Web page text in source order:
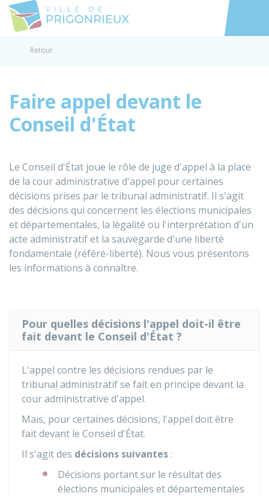
Accéder
Retour
Faire appel devant le
Conseil d'État
Le Conseil d'État joue le rôle de juge d'appel à la place
de la cour administrative d'appel pour certaines
décisions prises par le tribunal administratif. Il s'agit
des décisions qui concernent les élections municipales
et départementales, la légalité ou l'interprétation d'un
acte administratif et la sauvegarde d'une liberté
fondamentale (référé-liberté). Nous vous présentons
les informations à connaître.
Pour quelles décisions l'appel doit-il être
fait devant le Conseil d'État ?
L'appel contre les décisions rendues par le
tribunal administratif se fait en principe devant la
cour administrative d'appel.
Mais, pour certaines décisions, l'appel doit être
fait devant le Conseil d'État.
Il s'agit des décisions suivantes :
Décisions portant sur le résultat des
élections municipales et départementales